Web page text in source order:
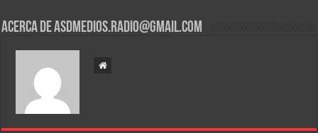
Acerca de asdmedios.radio@gmail.com